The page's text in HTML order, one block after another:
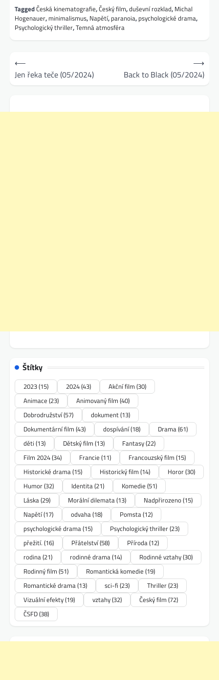
TaggedČeská kinematografie,Český film,duševní rozklad, Michal
Hogenauer, minimalismus, Napětí, paranoia, psychologické drama,
Psychologický thriller,Temná atmosféra
Navigace
pro
příspěvek
⟵
Jen řeka teče (05/2024)
Back to Black (05/2024)
⟶
Štítky
2023(15) 2024(43) Akční film (30)
Animace (23) Animovaný film (40)
Dobrodružství(57) dokument(13)
Dokumentární film (43) dospívání(18) Drama(61)
děti (13) Dětský film (13) Fantasy(22)
Film 2024(34) Francie (11) Francouzský film (15)
Historické drama(15) Historický film (14) Horor(30)
Humor(32) Identita(21) Komedie (51)
Láska(29) Morální dilemata(13) Nadpřirozeno(15)
Napětí(17) odvaha(18) Pomsta(12)
psychologické drama(15) Psychologický thriller(23)
přežití. (16) Přátelství(58) Příroda(12)
rodina(21) rodinné drama(14) Rodinné vztahy(30)
Rodinný film (51) Romantická komedie (19)
Romantické drama(13) sci-fi (23) Thriller(23)
Vizuální efekty(19) vztahy(32) Český film (72)
ČSFD(38)